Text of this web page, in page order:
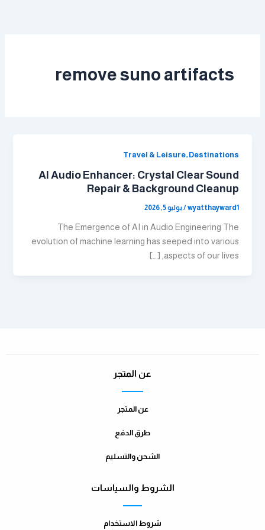
remove suno artifacts
Travel & Leisure, Destinations
AI Audio Enhancer: Crystal Clear Sound
Repair & Background Cleanup
wyatthayward1
/يوليو 5, 2026
The Emergence of AI in Audio Engineering The
evolution of machine learning has seeped into various
aspects of our lives, […]
عن المتجر
عن المتجر
طرق الدفع
الشحن والتسليم
الشروط والسياسات
شروط الاستخدام